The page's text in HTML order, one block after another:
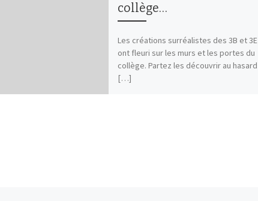
collège…
Les créations surréalistes des 3B et 3E
ont fleuri sur les murs et les portes du
collège. Partez les découvrir au hasard
[…]